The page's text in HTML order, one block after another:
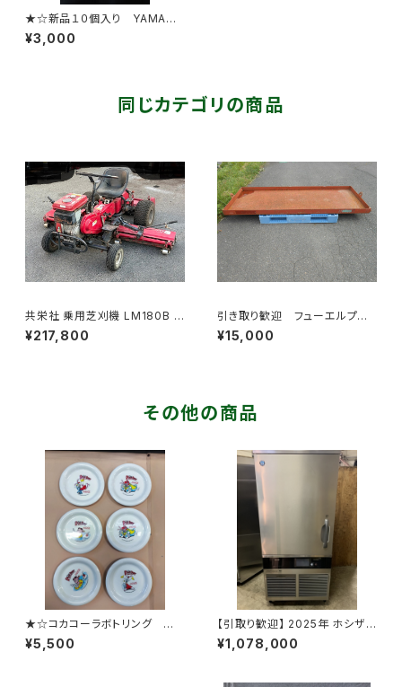
★☆新品１０個入り YAMAM
OTO ヤマモト １箱 ゴグル形
保護めがね YG-5090 HF
¥3,000
同じカテゴリの商品
共栄社 乗用芝刈機 LM180B バ
¥217,800
引き取り歓迎 フューエルプレ
ート1000×2600mm 高：100
ｍｍ 燃料 緩衝用プレー
¥15,000
その他の商品
★☆コカコーラボトリング ロ
ジャーラビット 皿 プレート
6枚セット コカ・コーラ 昭和
¥5,500
【引取り歓迎】 2025年 ホシザキ
ブラストチラー＆ショックフリー
ザー HBC-12B3-2
¥1,078,000